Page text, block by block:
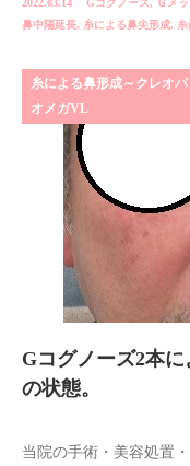
2022.03.14 Gコグノーズ, Ｇメッ
鼻中隔延長, 糸による鼻尖形成,
糸による鼻形成～クレオ
オメガVL
Gコグノーズ2本
の状態。
当院の手術・美容処置